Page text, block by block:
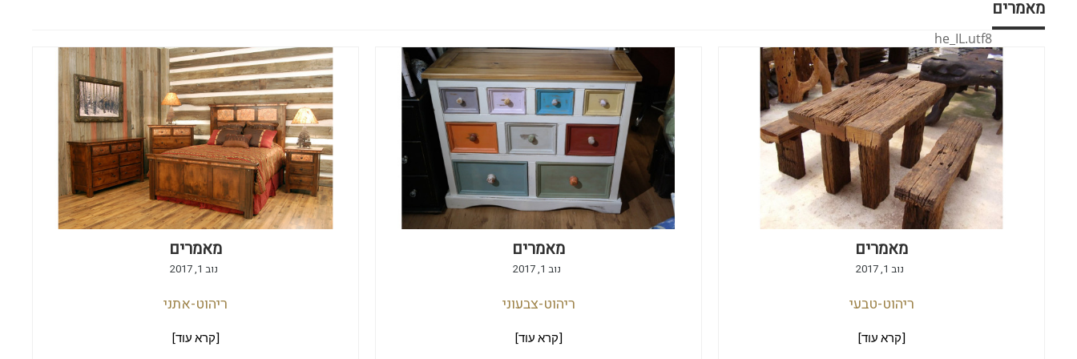
מאמרים
he_IL.utf8
מאמרים
נוב 1, 2017
ריהוט-אתני
[קרא עוד]
מאמרים
נוב 1, 2017
ריהוט-צבעוני
[קרא עוד]
מאמרים
נוב 1, 2017
ריהוט-טבעי
[קרא עוד]